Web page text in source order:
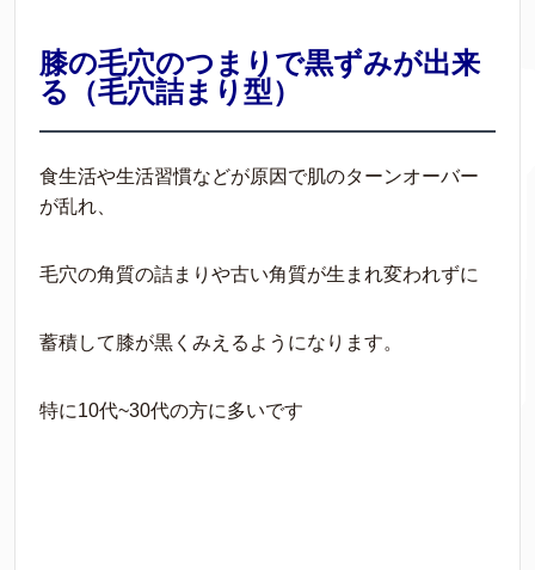
膝の毛穴のつまりで黒ずみが出来
る（毛穴詰まり型）
食生活や生活習慣などが原因で肌のターンオーバー
が乱れ、
毛穴の角質の詰まりや古い角質が生まれ変われずに
蓄積して膝が黒くみえるようになります。
特に10代~30代の方に多いです